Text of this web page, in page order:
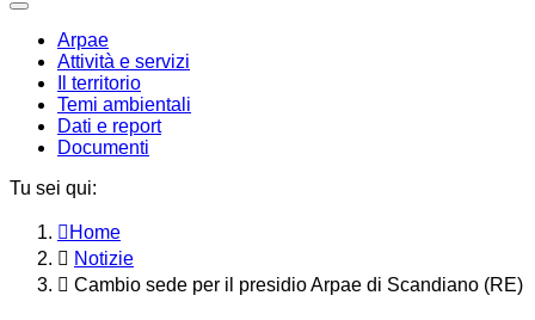
chiudi
Arpae
Attività e servizi
Il territorio
Temi ambientali
Dati e report
Documenti
Tu sei qui:
Home
Notizie
Cambio sede per il presidio Arpae di Scandiano (RE)